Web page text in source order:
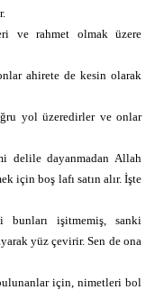
ve rahmet olmak üzere
ahirete de kesin olarak
yol üzeredirler ve onlar
delile dayanmadan Allah
için boş lafı satın alır. İşte
bunları işitmemiş, sanki
yüz çevirir. Sen de ona
için, nimetleri bol